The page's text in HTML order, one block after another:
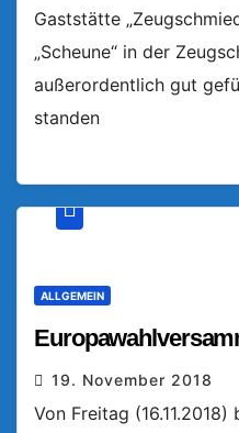
Gaststätte
„Scheune“ in der
außerordentlich gut
standen
ALLGEMEIN
19. November 2018
Von Freitag (16.11.2018)